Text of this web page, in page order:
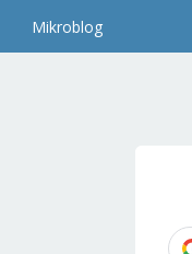
Mikroblog